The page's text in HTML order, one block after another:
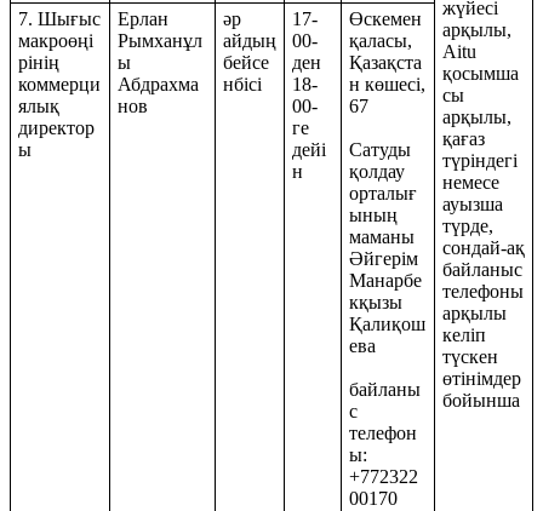
жүйесі
арқылы,
Aitu
қосымша
сы
арқылы,
қағаз
түріндегі
немесе
ауызша
түрде,
сондай-ақ
байланыс
телефоны
арқылы
келіп
түскен
өтінімдер
бойынша
7. Шығыс
макроөңі
рінің
коммерци
ялық
директор
ы
Ерлан
Рымханұл
ы
Абдрахма
нов
әр
айдың
бейсе
нбісі
17-
00-
ден
18-
00-
ге
дейі
н
Өскемен
қаласы,
Қазақста
н көшесі,
67
Сатуды
қолдау
орталығ
ының
маманы
Әйгерім
Манарбе
кқызы
Қалиқош
ева
байланы
с
телефон
ы:
+772322
00170